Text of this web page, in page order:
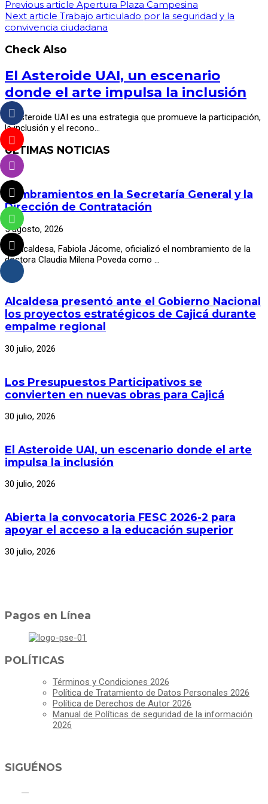
Previous article Apertura Plaza Campesina
Next article Trabajo articulado por la seguridad y la
convivencia ciudadana
Check Also
El Asteroide UAI, un escenario
donde el arte impulsa la inclusión
El Asteroide UAI es una estrategia que promueve la participación,
la inclusión y el recono…
ÚLTIMAS NOTICIAS
Nombramientos en la Secretaría General y la
Dirección de Contratación
5 agosto, 2026
La alcaldesa, Fabiola Jácome, oficializó el nombramiento de la
doctora Claudia Milena Poveda como …
Alcaldesa presentó ante el Gobierno Nacional
los proyectos estratégicos de Cajicá durante
empalme regional
30 julio, 2026
Los Presupuestos Participativos se
convierten en nuevas obras para Cajicá
30 julio, 2026
El Asteroide UAI, un escenario donde el arte
impulsa la inclusión
30 julio, 2026
Abierta la convocatoria FESC 2026-2 para
apoyar el acceso a la educación superior
30 julio, 2026
Pagos en Línea
POLÍTICAS
Términos y Condiciones 2026
Política de Tratamiento de Datos Personales 2026
Política de Derechos de Autor 2026
Manual de Políticas de seguridad de la información
2026
SIGUÉNOS